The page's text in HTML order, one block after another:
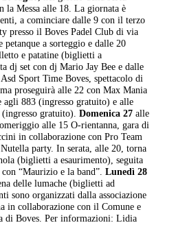
la Messa alle 18. La giornata è
a cominciare dalle 9 con il terzo
presso il Boves Padel Club di via
petanque a sorteggio e dalle 20
e patatine (biglietti a
dj set con dj Mario Jay Bee e dalle
Sport Time Boves, spettacolo di
proseguirà alle 22 con Max Mania
agli 883 (ingresso gratuito) e alle
(ingresso gratuito).Domenica 27 alle
alle 15 O-rientanna, gara di
in collaborazione con Pro Team
party. In serata, alle 20, torna
(biglietti a esaurimento), seguita
con “Maurizio e la band”.Lunedì 28
delle lumache (biglietti ad
sono organizzati dalla associazione
in collaborazione con il Comune e
di Boves. Per informazioni: Lidia